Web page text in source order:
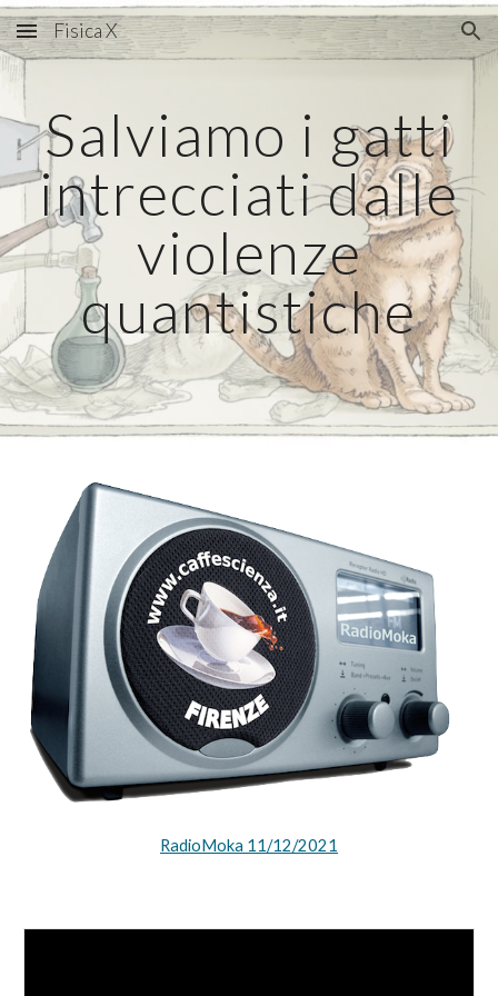
Skip to main content Skip to navigation
Fisica X
Salviamo i gatti
intrecciati dalle
violenze
quantistiche
RadioMoka 11/12/2021